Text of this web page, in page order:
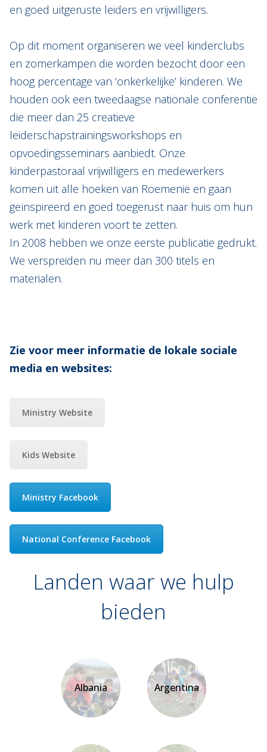
en goed uitgeruste leiders en vrijwilligers.
Op dit moment organiseren we veel kinderclubs
en zomerkampen die worden bezocht door een
hoog percentage van ‘onkerkelijke’ kinderen. We
houden ook een tweedaagse nationale conferentie
die meer dan 25 creatieve
leiderschapstrainingsworkshops en
opvoedingsseminars aanbiedt. Onze
kinderpastoraal vrijwilligers en medewerkers
komen uit alle hoeken van Roemenië en gaan
geïnspireerd en goed toegerust naar huis om hun
werk met kinderen voort te zetten.
In 2008 hebben we onze eerste publicatie gedrukt.
We verspreiden nu meer dan 300 titels en
materialen.
Zie voor meer informatie de lokale sociale
media en websites:
Ministry Website
Kids Website
Ministry Facebook
National Conference Facebook
Landen waar we hulp
bieden
Albania Argentina